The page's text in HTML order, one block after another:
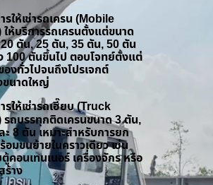
รให้เช่ารถเครน (Mobile
ห้บริการรถเครนตั้งแต่ขนาด
ตัน, 25 ตัน, 35 ตัน, 50 ตัน
100 ตันขึ้นไป ตอบโจทย์ตั้งแต่
งทั่วไปจนถึงโปรเจกต์
ขนาดใหญ่
รให้เช่ารถเฮี๊ยบ (Truck
รถบรรทุกติดเครนขนาด 3 ตัน,
8 ตัน เหมาะสำหรับการยก
มขนย้ายในคราวเดียว เช่น
คอนเทนเนอร์ เครื่องจักร หรือ
ร้าง